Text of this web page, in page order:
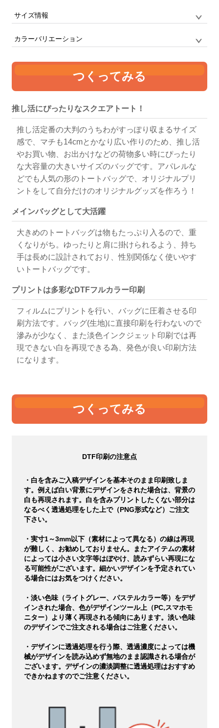
品番
サイズ情報
マチのしっかりとあるトートバッグ
単位:mm
140
カラーバリエーション
つくってみる
推し活にぴったりなスクエアトート！
推し活定番の大判のうちわがすっぽり収まるサイズ
感で、マチも14cmとかなり広い作りのため、推し活
やお買い物、お出かけなどの荷物多い時にぴったり
な大容量の大きいサイズのバッグです。アパレルな
どでも人気の形のトートバッグで、オリジナルプリ
ントをして自分だけのオリジナルグッズを作ろう！
メインバッグとして大活躍
大きめのトートバッグは物もたっぷり入るので、重
くなりがち。ゆったりと肩に掛けられるよう、持ち
手は長めに設計されており、性別関係なく使いやす
いトートバッグです。
プリントは多彩なDTFフルカラー印刷
フィルムにプリントを行い、バッグに圧着させる印
刷方法です。バッグ(生地)に直接印刷を行わないので
滲みが少なく、また淡色インクジェット印刷では再
現できない白を再現できる為、発色が良い印刷方法
になります。
つくってみる
DTF印刷の注意点
・白を含みご入稿デザインを基本そのまま印刷致しま
す。例えば白い背景にデザインをされた場合は、背景の
白も再現されます。白を含みプリントしたくない部分は
なるべく透過処理をした上で（PNG形式など）ご注文
下さい。
・実寸1～3mm以下（素材によって異なる）の線は再現
が難しく、お勧めしておりません。またアイテムの素材
によっては小さい文字等はぼやけ、読みずらい再現にな
る可能性がございます。細かいデザインを予定されてい
る場合にはお気をつけください。
・淡い色味（ライトグレー、パステルカラー等）をデザ
インされた場合、色がデザインツール上（PC,スマホモ
ニター）より薄く再現される傾向にあります。淡い色味
のデザインでご注文される場合はご注意ください。
・デザインに透過処理を行う際、透過濃度によっては機
械がデザインを読み込めず無地のまま認識される場合が
ございます。デザインの濃淡調整に透過処理はおすすめ
できかねますのでご注意ください。